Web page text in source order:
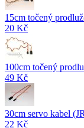
15cm točený
20 Kč
100cm točený
49 Kč
30cm servo kabel
22 Kč